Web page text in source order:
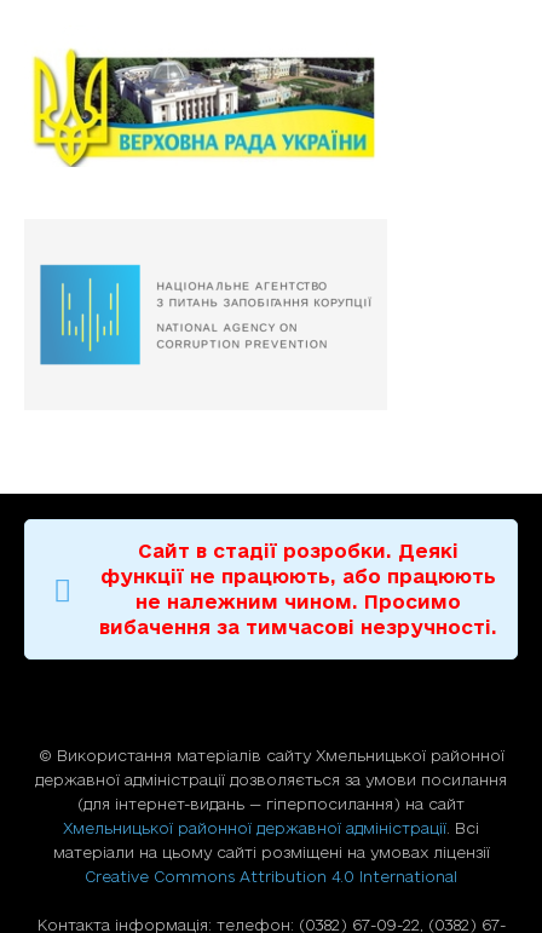
Сайт в стадії розробки. Деякі
функції не працюють, або працюють
не належним чином. Просимо
вибачення за тимчасові незручності.
© Використання матерiалiв сайту Хмельницької районної
державної адміністрації дозволяється за умови посилання
(для iнтернет-видань — гiперпосилання) на сайт
Хмельницької районної державної адміністрації . Всі
матеріали на цьому сайті розміщені на умовах ліцензії
Creative Commons Attribution 4.0 International
Контакта інформація: телефон: (0382) 67-09-22, (0382) 67-